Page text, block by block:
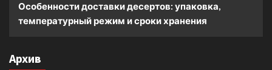
Особенности доставки десертов: упаковка,
температурный режим и сроки хранения
Архив